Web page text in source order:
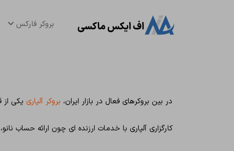
بروکر فارکس
در بین بروکرهای فعال در بازار ایران، بروکر آلپاری